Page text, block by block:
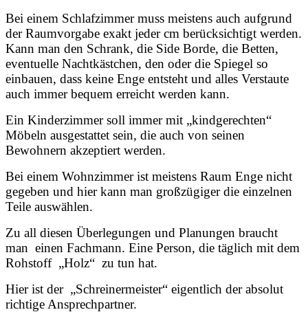
Bei einem Schlafzimmer muss meistens auch aufgrund
der Raumvorgabe exakt jeder cm berücksichtigt werden.
Kann man den Schrank, die Side Borde, die Betten,
eventuelle Nachtkästchen, den oder die Spiegel so
einbauen, dass keine Enge entsteht und alles Verstaute
auch immer bequem erreicht werden kann.
Ein Kinderzimmer soll immer mit „kindgerechten“
Möbeln ausgestattet sein, die auch von seinen
Bewohnern akzeptiert werden.
Bei einem Wohnzimmer ist meistens Raum Enge nicht
gegeben und hier kann man großzügiger die einzelnen
Teile auswählen.
Zu all diesen Überlegungen und Planungen braucht
man einen Fachmann. Eine Person, die täglich mit dem
Rohstoff „Holz“ zu tun hat.
Hier ist der „Schreinermeister“ eigentlich der absolut
richtige Ansprechpartner.